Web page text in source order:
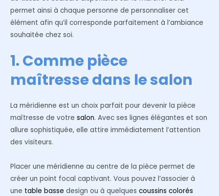
permet ainsi à chaque personne de personnaliser cet
élément afin qu’il corresponde parfaitement à l’ambiance
souhaitée chez soi.
1. Comme pièce
maîtresse dans le salon
La méridienne est un choix parfait pour devenir la pièce
maîtresse de votresalon. Avec ses lignes élégantes et son
allure sophistiquée, elle attire immédiatement l’attention
des visiteurs.
Placer une méridienne au centre de la pièce permet de
créer un point focal captivant. Vous pouvez l’associer à
une table basse design ou à quelquescoussins colorés